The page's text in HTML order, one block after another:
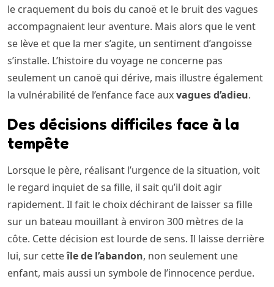
le craquement du bois du canoë et le bruit des vagues
accompagnaient leur aventure. Mais alors que le vent
se lève et que la mer s’agite, un sentiment d’angoisse
s’installe. L’histoire du voyage ne concerne pas
seulement un canoë qui dérive, mais illustre également
la vulnérabilité de l’enfance face auxvagues d’adieu.
Des décisions difficiles face à la
tempête
Lorsque le père, réalisant l’urgence de la situation, voit
le regard inquiet de sa fille, il sait qu’il doit agir
rapidement. Il fait le choix déchirant de laisser sa fille
sur un bateau mouillant à environ 300 mètres de la
côte. Cette décision est lourde de sens. Il laisse derrière
lui, sur cetteîle de l’abandon, non seulement une
enfant, mais aussi un symbole de l’innocence perdue.